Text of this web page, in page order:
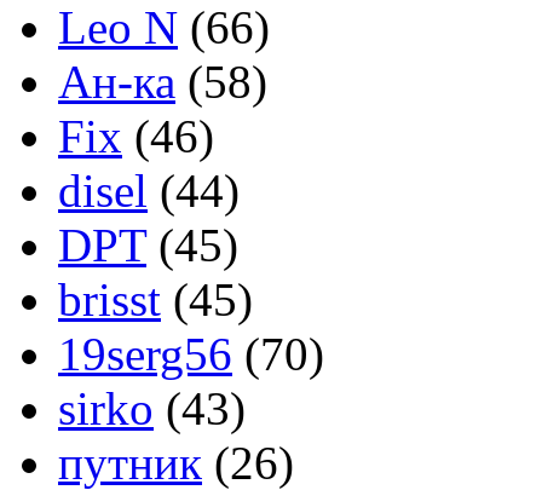
Leo N (66)
Ан-ка (58)
Fix (46)
disel (44)
DPT(45)
brisst (45)
19serg56 (70)
sirko (43)
путник (26)